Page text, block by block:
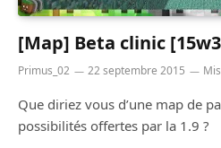
[Map] Beta clinic
Primus_02 22 septembre 2015
Que diriez vous d’une map de
possibilités offertes par la 1.9 ?